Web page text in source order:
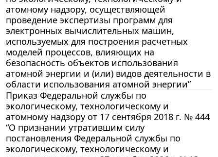
атомному надзору, осуществляющей
проведение экспертизы программ для
электронных вычислительных машин,
используемых для построения расчетных
моделей процессов, влияющих на
безопасность объектов использования
атомной энергии и (или) видов деятельности в
области использования атомной энергии”
Приказ Федеральной службы по
экологическому, технологическому и
атомному надзору от 17 сентября 2018 г. № 444
“О признании утратившим силу
постановления Федеральной службы по
экологическому, технологическому и